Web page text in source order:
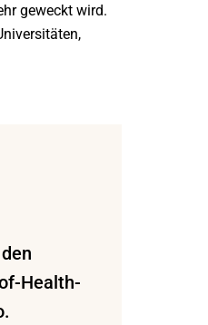
geweckt wird.
Health-